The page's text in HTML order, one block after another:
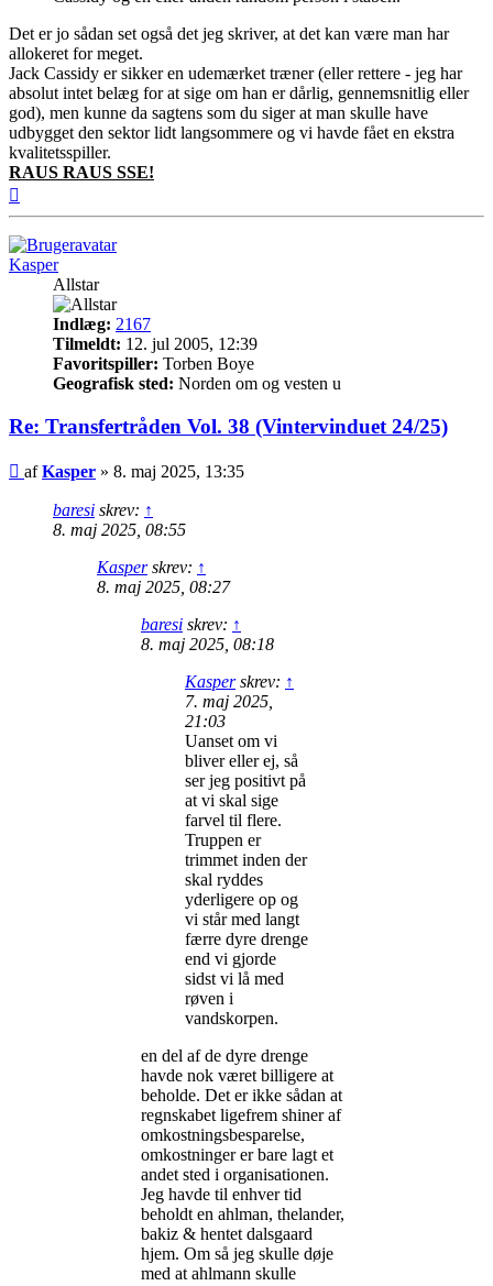
Det er jo sådan set også det jeg skriver, at det kan være man har
allokeret for meget.
Jack Cassidy er sikker en udemærket træner (eller rettere - jeg har
absolut intet belæg for at sige om han er dårlig, gennemsnitlig eller
god), men kunne da sagtens som du siger at man skulle have
udbygget den sektor lidt langsommere og vi havde fået en ekstra
kvalitetsspiller.
RAUS RAUS SSE!
Kasper
Allstar
Indlæg: 2167
Tilmeldt: 12. jul 2005, 12:39
Favoritspiller: Torben Boye
Geografisk sted: Norden om og vesten u
Re: Transfertråden Vol. 38 (Vintervinduet 24/25)
Indlæg
afKasper » 8. maj 2025, 13:35
baresi skrev: ↑
8. maj 2025, 08:55
Kasperskrev: ↑
8. maj 2025, 08:27
baresi skrev: ↑
8. maj 2025, 08:18
Kasperskrev: ↑
7. maj 2025,
21:03
Uanset om vi
bliver eller ej, så
ser jeg positivt på
at vi skal sige
farvel til flere.
Truppen er
trimmet inden der
skal ryddes
yderligere op og
vi står med langt
færre dyre drenge
end vi gjorde
sidst vi lå med
røven i
vandskorpen.
en del af de dyre drenge
havde nok været billigere at
beholde. Det er ikke sådan at
regnskabet ligefrem shiner af
omkostningsbesparelse,
omkostninger er bare lagt et
andet sted i organisationen.
Jeg havde til enhver tid
beholdt en ahlman, thelander,
bakiz & hentet dalsgaard
hjem. Om så jeg skulle døje
med at ahlmann skulle